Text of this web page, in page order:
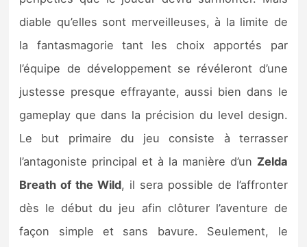
diable qu’elles sont merveilleuses, à la limite de
la fantasmagorie tant les choix apportés par
l’équipe de développement se révéleront d’une
justesse presque effrayante, aussi bien dans le
gameplay que dans la précision du level design.
Le but primaire du jeu consiste à terrasser
l’antagoniste principal et à la manière d’un Zelda
Breath of the Wild, il sera possible de l’affronter
dès le début du jeu afin clôturer l’aventure de
façon simple et sans bavure. Seulement, le